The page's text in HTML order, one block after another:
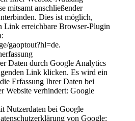
mitsamt anschließender
Dies ist möglich,
Link erreichbare Browser-Plugin
gaoptout?hl=de.
Daten durch Google Analytics
Link klicken. Es wird ein
Erfassung Ihrer Daten bei
Website verhindert: Google
Nutzerdaten bei Google
von Google: